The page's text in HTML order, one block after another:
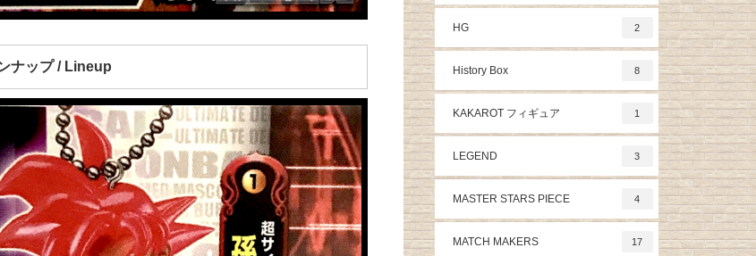
ナップ / Lineup
HG 2
History Box 8
KAKAROT フィギュア 1
LEGEND 3
MASTER STARS PIECE 4
MATCH MAKERS 17